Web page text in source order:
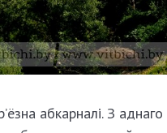
абкарналі. З